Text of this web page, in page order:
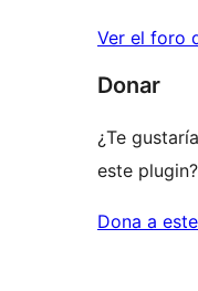
Ver el foro
Donar
¿Te
este plugin?
Dona a